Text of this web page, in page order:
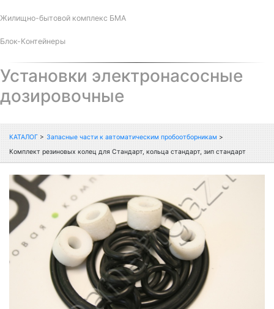
Жилищно-бытовой комплекс БМА
Блок-Контейнеры
Установки электронасосные
дозировочные
КАТАЛОГ > Запасные части к автоматическим пробоотборникам >
Комплект резиновых колец для Стандарт, кольца стандарт, зип стандарт